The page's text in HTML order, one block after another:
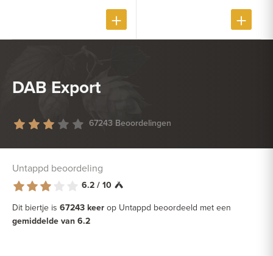
DAB Export
67243 Beoordelingen
Untappd beoordeling
6.2 / 10
Dit biertje is 67243 keer op Untappd beoordeeld met een
gemiddelde van 6.2